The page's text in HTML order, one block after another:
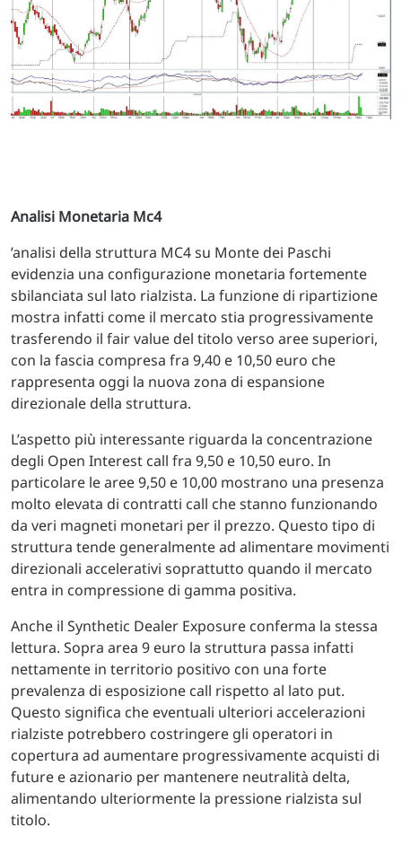
Analisi Monetaria Mc4
’analisi della struttura MC4 su Monte dei Paschi
evidenzia una configurazione monetaria fortemente
sbilanciata sul lato rialzista. La funzione di ripartizione
mostra infatti come il mercato stia progressivamente
trasferendo il fair value del titolo verso aree superiori,
con la fascia compresa fra 9,40 e 10,50 euro che
rappresenta oggi la nuova zona di espansione
direzionale della struttura.
L’aspetto più interessante riguarda la concentrazione
degli Open Interest call fra 9,50 e 10,50 euro. In
particolare le aree 9,50 e 10,00 mostrano una presenza
molto elevata di contratti call che stanno funzionando
da veri magneti monetari per il prezzo. Questo tipo di
struttura tende generalmente ad alimentare movimenti
direzionali accelerativi soprattutto quando il mercato
entra in compressione di gamma positiva.
Anche il Synthetic Dealer Exposure conferma la stessa
lettura. Sopra area 9 euro la struttura passa infatti
nettamente in territorio positivo con una forte
prevalenza di esposizione call rispetto al lato put.
Questo significa che eventuali ulteriori accelerazioni
rialziste potrebbero costringere gli operatori in
copertura ad aumentare progressivamente acquisti di
future e azionario per mantenere neutralità delta,
alimentando ulteriormente la pressione rialzista sul
titolo.